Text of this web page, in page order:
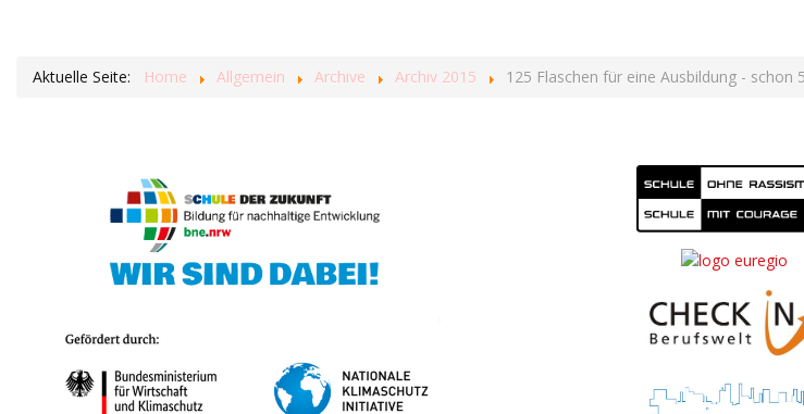
Aktuelle Seite: Home Allgemein Archive Archiv 2015 125 Flaschen für eine Ausbildung - schon